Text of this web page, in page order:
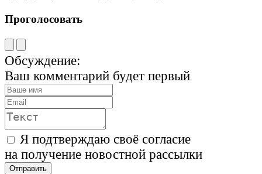
Проголосовать
Обсуждение:
Ваш комментарий будет первый
Я подтверждаю своё согласие
на получение новостной рассылки